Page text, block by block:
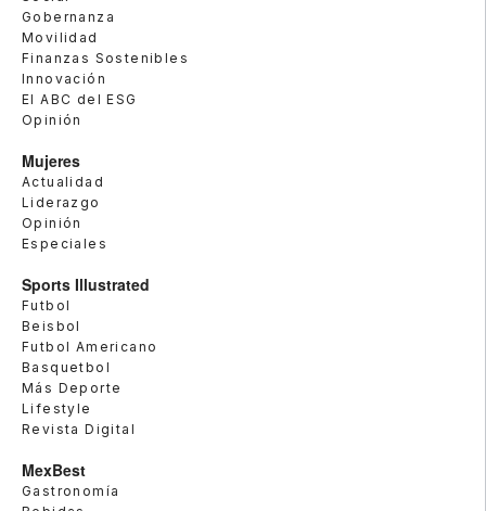
Gobernanza
Movilidad
Finanzas Sostenibles
Innovación
El ABC del ESG
Opinión
Mujeres
Actualidad
Liderazgo
Opinión
Especiales
Sports Illustrated
Futbol
Beisbol
Futbol Americano
Basquetbol
Más Deporte
Lifestyle
Revista Digital
MexBest
Gastronomía